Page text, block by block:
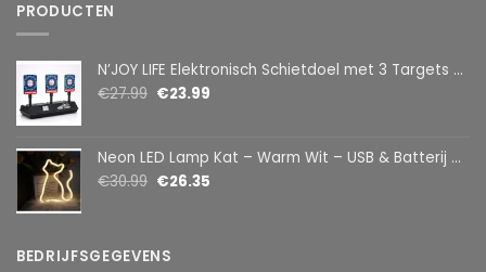
PRODUCTEN
N’JOY LIFE Elektronisch Schietdoel met 3 Targets – Automatische Reset – Digitaal Scorebord – voor Foam Darts
€27.99 €23.99
Neon LED Lamp Kat – Warm Wit – USB & Batterij – Decoratieve Tafellamp voor Kinderkamer – 28,5 x 24,5 cm
€30.99 €26.35
BEDRIJFSGEGEVENS